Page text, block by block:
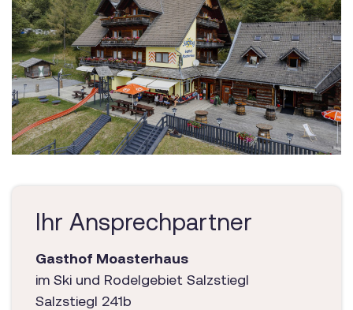
Ihr Ansprechpartner
Gasthof Moasterhaus
im Ski und Rodelgebiet Salzstiegl
Salzstiegl 241b